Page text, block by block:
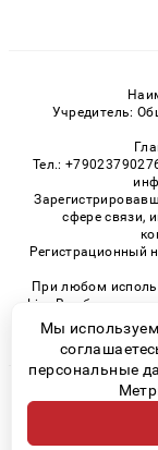
Учредитель:
Тел.:
сфере связи,
При любом
Live.Ru
при
© 2026
Мы
персональные